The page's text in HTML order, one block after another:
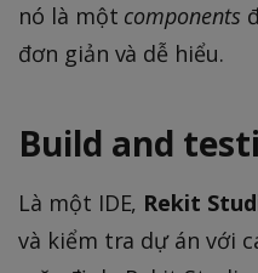
nó là một components
đơn giản và dễ hiểu.
Build and
Là một IDE, Rekit
và kiểm tra dự án với